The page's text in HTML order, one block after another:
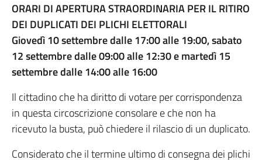
ORARI DI APERTURA STRAORDINARIA PER IL RITIRO
DEI DUPLICATI DEI PLICHI ELETTORALI
Giovedì 10 settembre dalle 17:00 alle 19:00, sabato
12 settembre dalle 09:00 alle 12:30 e martedì 15
settembre dalle 14:00 alle 16:00
Il cittadino che ha diritto di votare per corrispondenza
in questa circoscrizione consolare e che non ha
ricevuto la busta, può chiedere il rilascio di un duplicato.
Considerato che il termine ultimo di consegna dei plichi